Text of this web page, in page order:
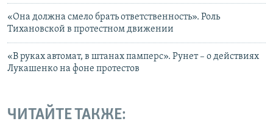
«Она должна смело брать ответственность». Роль
Тихановской в протестном движении
«В руках автомат, в штанах памперс». Рунет – о действиях
Лукашенко на фоне протестов
ЧИТАЙТЕ ТАКЖЕ: